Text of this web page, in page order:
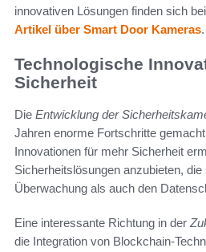
innovativen Lösungen finden sich
Artikel über Smart Door Kameras.
Technologische
Sicherheit
Die Entwicklung der
Jahren enorme Fortschritte
Innovationen für mehr Sicherheit
Sicherheitslösungen anzubieten,
Überwachung als auch den
Eine interessante Richtung in der
die Integration von Blockchain-